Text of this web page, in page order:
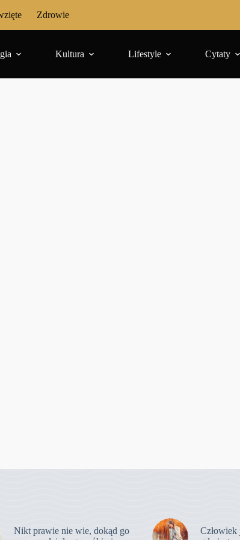
Zdrowie
Kultura Lifestyle Cytaty
Nikt prawie nie wie, dokąd go
Człowiek